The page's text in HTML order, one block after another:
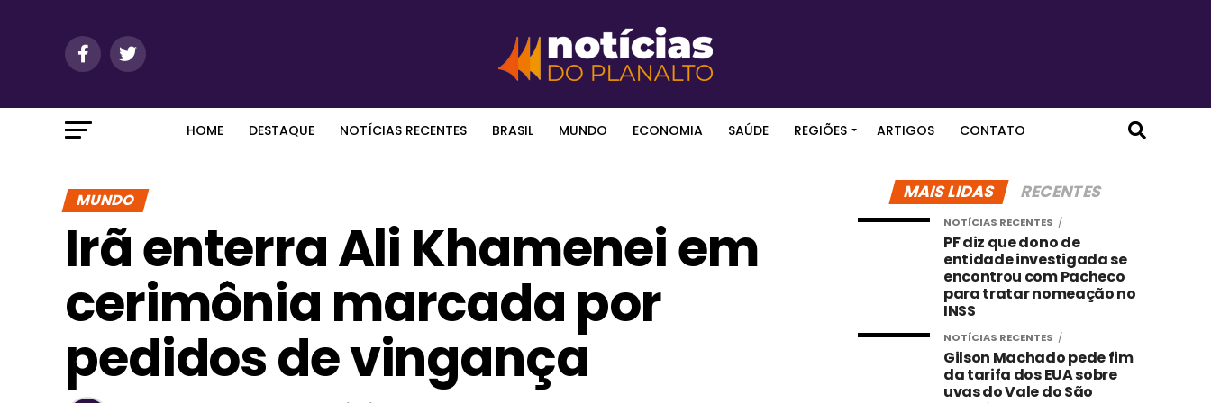
HOME DESTAQUE NOTÍCIAS RECENTES BRASIL MUNDO ECONOMIA SAÚDE REGIÕES ARTIGOS CONTATO
MUNDO
Irã enterra Ali Khamenei em
cerimônia marcada por
pedidos de vingança
MAIS LIDAS RECENTES
NOTÍCIAS RECENTES
PF diz que dono de
entidade investigada se
encontrou com Pacheco
para tratar nomeação no
INSS
NOTÍCIAS RECENTES
Gilson Machado pede fim
da tarifa dos EUA sobre
uvas do Vale do São